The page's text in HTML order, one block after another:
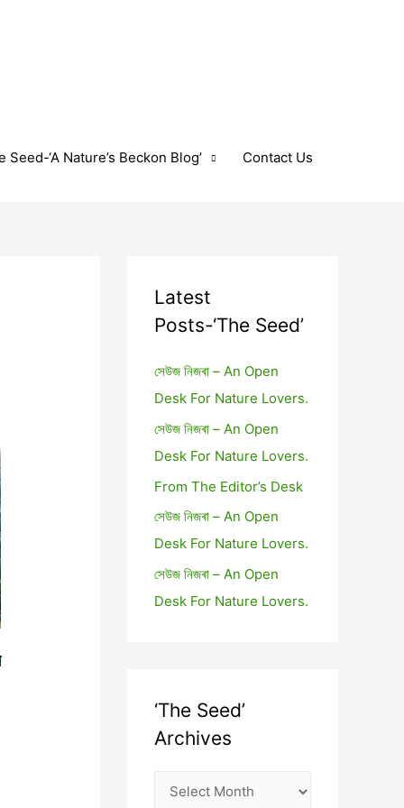
Seed-‘A Nature’s Beckon Blog’ Contact Us
Latest
Posts-‘The Seed’
সেউজ নিজৰা – An Open
Desk For Nature Lovers.
সেউজ নিজৰা – An Open
Desk For Nature Lovers.
From The Editor’s Desk
সেউজ নিজৰা – An Open
Desk For Nature Lovers.
সেউজ নিজৰা – An Open
Desk For Nature Lovers.
‘The Seed’
Archives